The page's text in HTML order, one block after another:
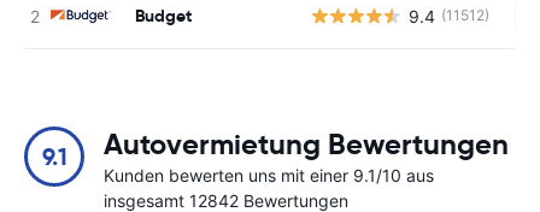
Budget 9.4 (11512)
9.1 Autovermietung Bewertungen
Kunden bewerten uns mit einer 9.1/10 aus
insgesamt 12842 Bewertungen